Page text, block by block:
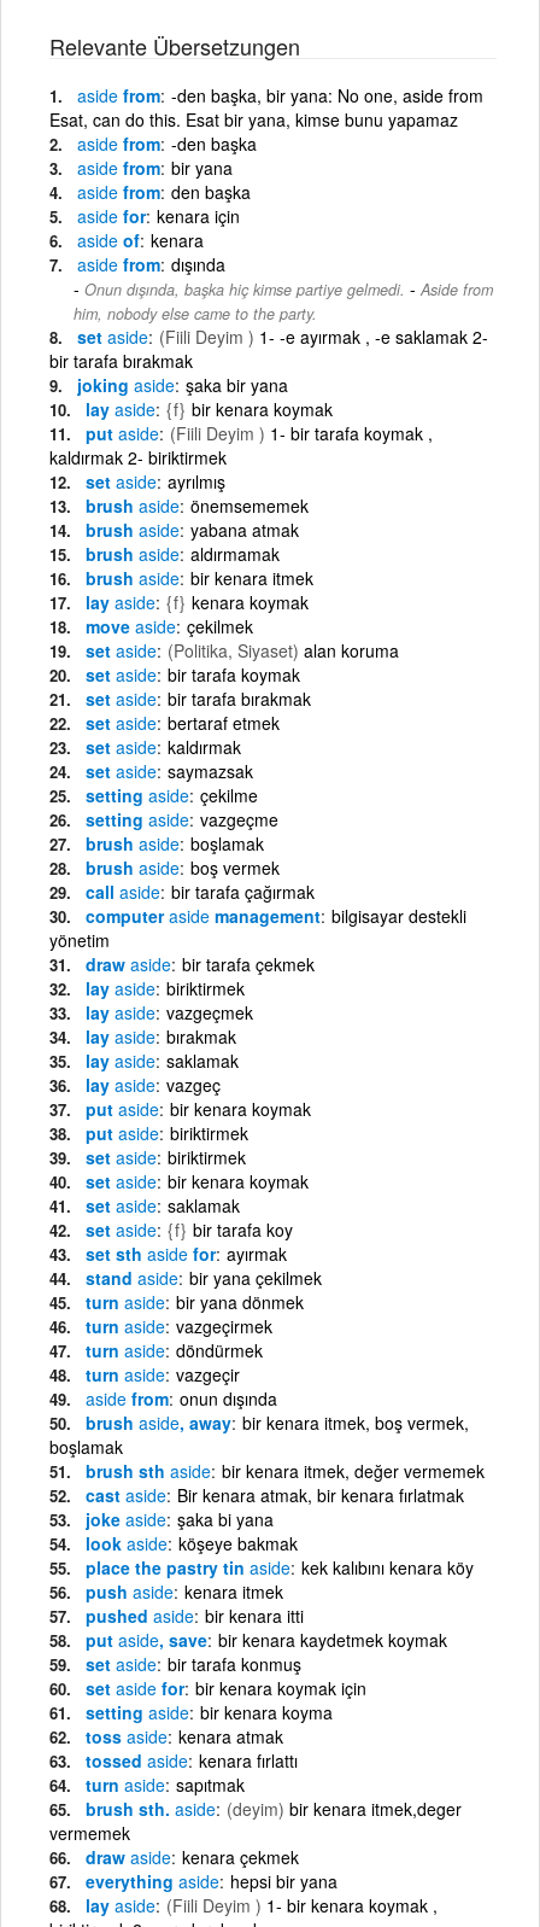
Relevante Übersetzungen
aside from -den başka, bir yana: No one, aside from
Esat, can do this. Esat bir yana, kimse bunu yapamaz
aside from -den başka
aside from bir yana
aside from den başka
aside for kenara için
aside of kenara
aside from dışında
Onun dışında, başka hiç kimse partiye gelmedi. - Aside from
him, nobody else came to the party.
set aside (Fiili Deyim ) 1- -e ayırmak , -e saklamak 2-
bir tarafa bırakmak
joking aside şaka bir yana
lay aside {f} bir kenara koymak
put aside (Fiili Deyim ) 1- bir tarafa koymak ,
kaldırmak 2- biriktirmek
set aside ayrılmış
brush aside önemsememek
brush aside yabana atmak
brush aside aldırmamak
brush aside bir kenara itmek
lay aside {f} kenara koymak
move aside çekilmek
set aside (Politika, Siyaset) alan koruma
set aside bir tarafa koymak
set aside bir tarafa bırakmak
set aside bertaraf etmek
set aside kaldırmak
set aside saymazsak
setting aside çekilme
setting aside vazgeçme
brush aside boşlamak
brush aside boş vermek
call aside bir tarafa çağırmak
computeraside management bilgisayar destekli
yönetim
draw aside bir tarafa çekmek
lay aside biriktirmek
lay aside vazgeçmek
lay aside bırakmak
lay aside saklamak
lay aside vazgeç
put aside bir kenara koymak
put aside biriktirmek
set aside biriktirmek
set aside bir kenara koymak
set aside saklamak
set aside {f} bir tarafa koy
set sth aside for ayırmak
stand aside bir yana çekilmek
turn aside bir yana dönmek
turn aside vazgeçirmek
turn aside döndürmek
turn aside vazgeçir
aside from onun dışında
brush aside, away bir kenara itmek, boş vermek,
boşlamak
brush sth aside bir kenara itmek, değer vermemek
cast aside Bir kenara atmak, bir kenara fırlatmak
joke aside şaka bi yana
look aside köşeye bakmak
place the pastry tin aside kek kalıbını kenara köy
push aside kenara itmek
pushed aside bir kenara itti
put aside, save bir kenara kaydetmek koymak
set aside bir tarafa konmuş
set aside for bir kenara koymak için
setting aside bir kenara koyma
toss aside kenara atmak
tossed aside kenara fırlattı
turn aside sapıtmak
brush sth. aside (deyim) bir kenara itmek,deger
vermemek
draw aside kenara çekmek
everything aside hepsi bir yana
lay aside (Fiili Deyim ) 1- bir kenara koymak ,